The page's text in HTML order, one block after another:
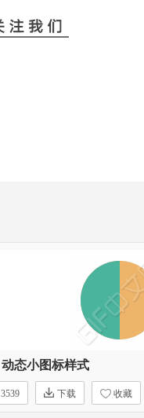
动态小图标样式
3539 下载 收藏